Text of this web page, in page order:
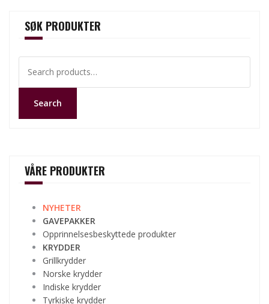
SØK PRODUKTER
for:
Search
VÅRE PRODUKTER
NYHETER
GAVEPAKKER
Opprinnelsesbeskyttede produkter
KRYDDER
Grillkrydder
Norske krydder
Indiske krydder
Tyrkiske krydder